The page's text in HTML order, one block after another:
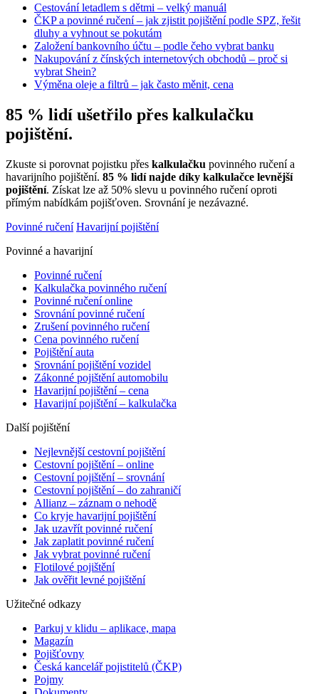
Cestování letadlem s dětmi – velký manuál
ČKP a povinné ručení – jak zjistit pojištění podle SPZ, řešit
dluhy a vyhnout se pokutám
Založení bankovního účtu – podle čeho vybrat banku
Nakupování z čínských internetových obchodů – proč si
vybrat Shein?
Výměna oleje a filtrů – jak často měnit, cena
85 % lidí ušetřilo přes kalkulačku
pojištění.
Zkuste si porovnat pojistku přes kalkulačku povinného ručení a
havarijního pojištění. 85 % lidí najde díky kalkulačce levnější
pojištění. Získat lze až 50% slevu u povinného ručení oproti
přímým nabídkám pojišťoven. Srovnání je nezávazné.
Povinné ručení Havarijní pojištění
Povinné a havarijní
Povinné ručení
Kalkulačka povinného ručení
Povinné ručení online
Srovnání povinné ručení
Zrušení povinného ručení
Cena povinného ručení
Pojištění auta
Srovnání pojištění vozidel
Zákonné pojištění automobilu
Havarijní pojištění – cena
Havarijní pojištění – kalkulačka
Další pojištění
Nejlevnější cestovní pojištění
Cestovní pojištění – online
Cestovní pojištění – srovnání
Cestovní pojištění – do zahraničí
Allianz – záznam o nehodě
Co kryje havarijní pojištění
Jak uzavřít povinné ručení
Jak zaplatit povinné ručení
Jak vybrat povinné ručení
Flotilové pojištění
Jak ověřit levné pojištění
Užitečné odkazy
Parkuj v klidu – aplikace, mapa
Magazín
Pojišťovny
Česká kancelář pojistitelů (ČKP)
Pojmy